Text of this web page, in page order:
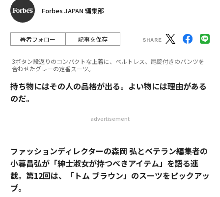
Forbes JAPAN 編集部
著者フォロー 記事を保存
3ボタン段返りのコンパクトな上着に、ベルトレス、尾錠付きのパンツを
合わせたグレーの定番スーツ。
持ち物にはその人の品格が出る。よい物には理由がある
のだ。
advertisement
ファッションディレクターの森岡 弘とベテラン編集者の
小暮昌弘が「紳士淑女が持つべきアイテム」を語る連
載。第12回は、「トム ブラウン」のスーツをピックアッ
プ。